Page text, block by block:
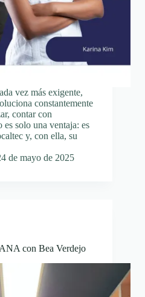
vez más exigente,
constantemente
contar con
es solo una ventaja: es
y, con ella, su
de mayo de 2025
con Bea Verdejo